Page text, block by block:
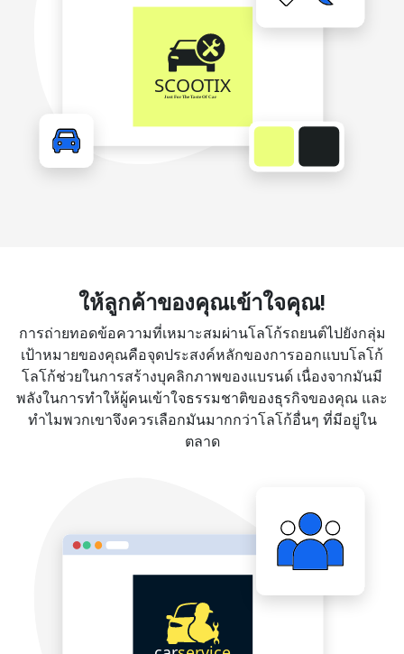
ให้ลูกค้าของคุณเข้าใจคุณ!
การถ่ายทอดข้อความที่เหมาะสมผ่านโลโก้รถยนต์ไปยังกลุ่ม
เป้าหมายของคุณคือจุดประสงค์หลักของการออกแบบโลโก้
โลโก้ช่วยในการสร้างบุคลิกภาพของแบรนด์ เนื่องจากมันมี
พลังในการทำให้ผู้คนเข้าใจธรรมชาติของธุรกิจของคุณ และ
ทำไมพวกเขาจึงควรเลือกมันมากกว่าโลโก้อื่นๆ ที่มีอยู่ใน
ตลาด